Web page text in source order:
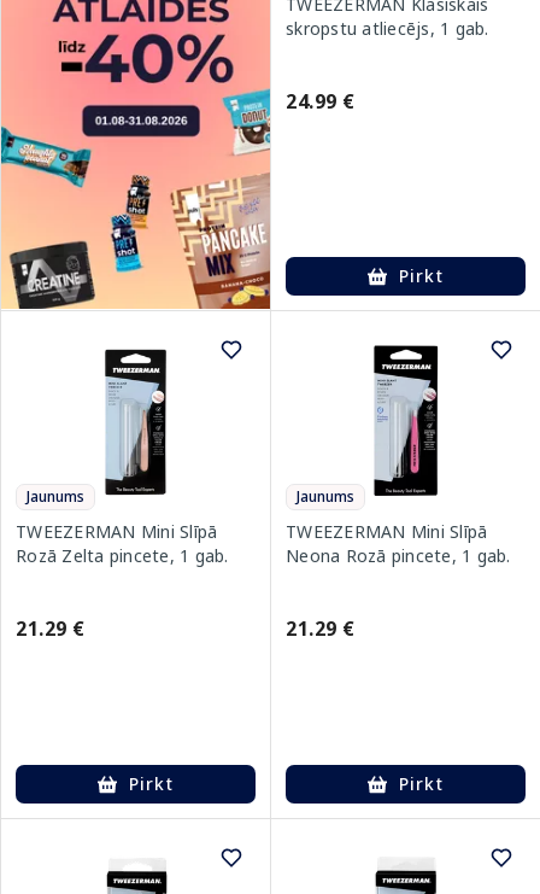
skropstu atliecējs, 1 gab.
24.99 €
Pirkt
Jaunums
TWEEZERMAN Mini Slīpā
Rozā Zelta pincete, 1 gab.
21.29 €
Pirkt
Jaunums
TWEEZERMAN Mini Slīpā
Neona Rozā pincete, 1 gab.
21.29 €
Pirkt